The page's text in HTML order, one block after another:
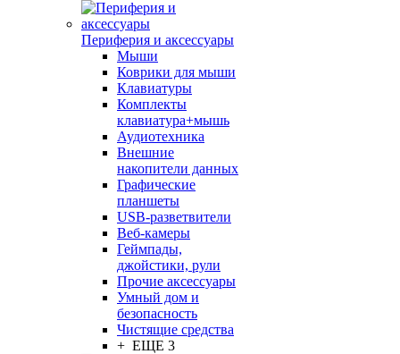
Периферия и аксессуары
Мыши
Коврики для мыши
Клавиатуры
Комплекты
клавиатура+мышь
Аудиотехника
Внешние
накопители данных
Графические
планшеты
USB-разветвители
Веб-камеры
Геймпады,
джойстики, рули
Прочие аксессуары
Умный дом и
безопасность
Чистящие средства
+ ЕЩЕ 3